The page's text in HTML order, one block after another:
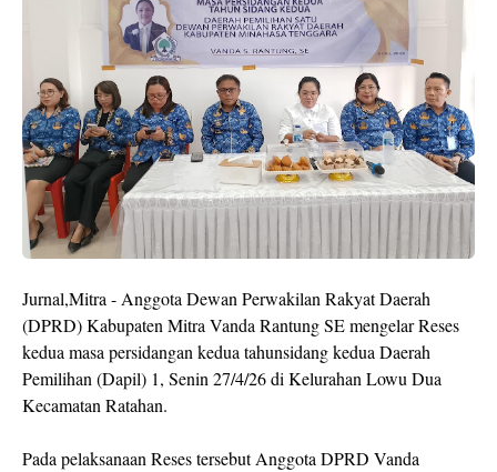
Jurnal,Mitra - Anggota Dewan Perwakilan Rakyat Daerah
(DPRD) Kabupaten Mitra Vanda Rantung SE mengelar Reses
kedua masa persidangan kedua tahunsidang kedua Daerah
Pemilihan (Dapil) 1, Senin 27/4/26 di Kelurahan Lowu Dua
Kecamatan Ratahan.
Pada pelaksanaan Reses tersebut Anggota DPRD Vanda